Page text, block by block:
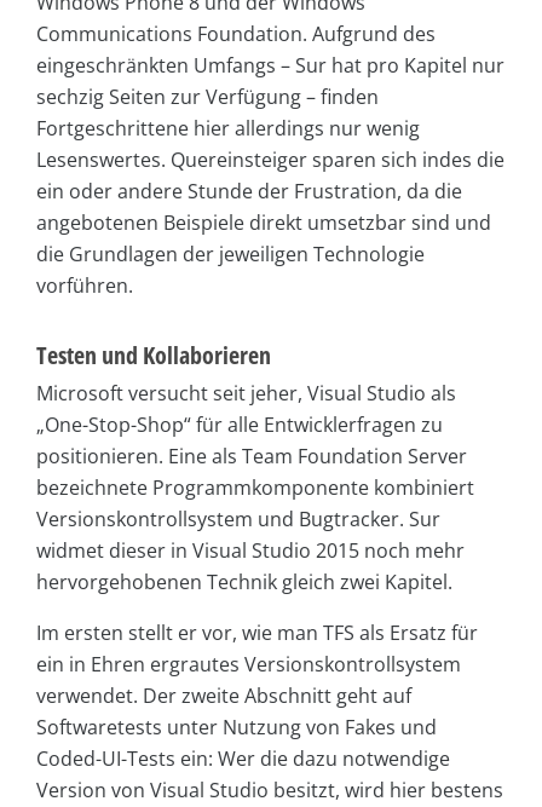
Communications Foundation. Aufgrund des
eingeschränkten Umfangs – Sur hat pro Kapitel nur
sechzig Seiten zur Verfügung – finden
Fortgeschrittene hier allerdings nur wenig
Lesenswertes. Quereinsteiger sparen sich indes die
ein oder andere Stunde der Frustration, da die
angebotenen Beispiele direkt umsetzbar sind und
die Grundlagen der jeweiligen Technologie
vorführen.
Testen und Kollaborieren
Microsoft versucht seit jeher, Visual Studio als
„One-Stop-Shop“ für alle Entwicklerfragen zu
positionieren. Eine als Team Foundation Server
bezeichnete Programmkomponente kombiniert
Versionskontrollsystem und Bugtracker. Sur
widmet dieser in Visual Studio 2015 noch mehr
hervorgehobenen Technik gleich zwei Kapitel.
Im ersten stellt er vor, wie man TFS als Ersatz für
ein in Ehren ergrautes Versionskontrollsystem
verwendet. Der zweite Abschnitt geht auf
Softwaretests unter Nutzung von Fakes und
Coded-UI-Tests ein: Wer die dazu notwendige
Version von Visual Studio besitzt, wird hier bestens